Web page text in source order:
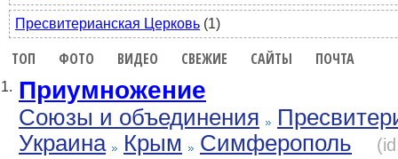
Пресвитерианская Церковь (1)
ТОП ФОТО ВИДЕО СВЕЖИЕ САЙТЫ ПОЧТА
1. Приумножение
Союзы и объединения
Украина
Крым Симферополь